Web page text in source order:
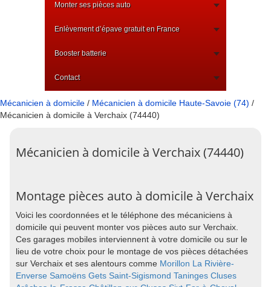
Monter ses pièces auto
Enlèvement d’épave gratuit en France
Booster batterie
Contact
Mécanicien à domicile / Mécanicien à domicile Haute-Savoie (74) /
Mécanicien à domicile à Verchaix (74440)
Mécanicien à domicile à Verchaix (74440)
Montage pièces auto à domicile à Verchaix
Voici les coordonnées et le téléphone des mécaniciens à
domicile qui peuvent monter vos pièces auto sur Verchaix.
Ces garages mobiles interviennent à votre domicile ou sur le
lieu de votre choix pour le montage de vos pièces détachées
sur Verchaix et ses alentours comme Morillon La Rivière-
Enverse Samoëns Gets Saint-Sigismond Taninges Cluses